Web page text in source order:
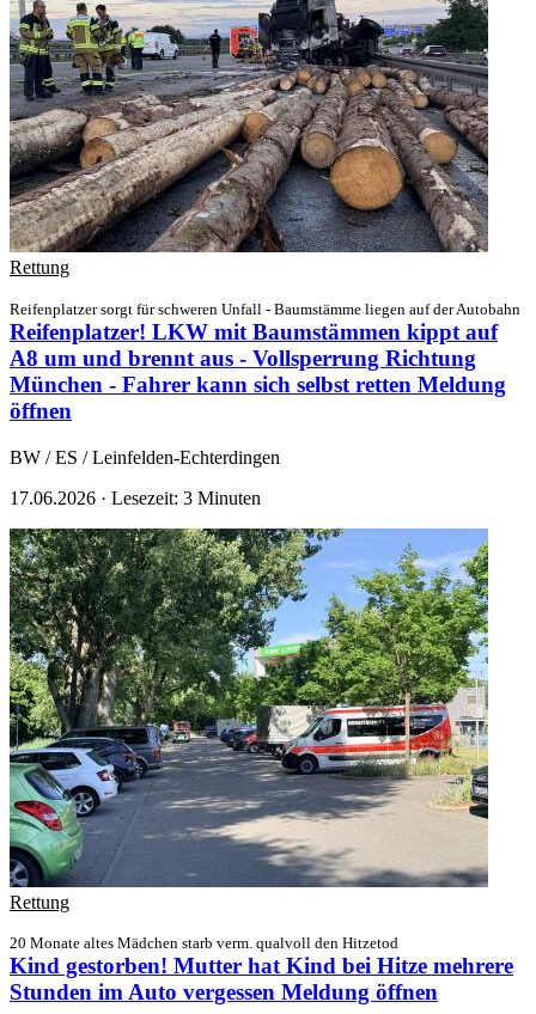
Rettung
Reifenplatzer sorgt für schweren Unfall - Baumstämme liegen auf der Autobahn
Reifenplatzer! LKW mit Baumstämmen kippt auf
A8 um und brennt aus - Vollsperrung Richtung
München - Fahrer kann sich selbst retten Meldung
öffnen
BW / ES / Leinfelden-Echterdingen
17.06.2026 · Lesezeit: 3 Minuten
Rettung
20 Monate altes Mädchen starb verm. qualvoll den Hitzetod
Kind gestorben! Mutter hat Kind bei Hitze mehrere
Stunden im Auto vergessen Meldung öffnen